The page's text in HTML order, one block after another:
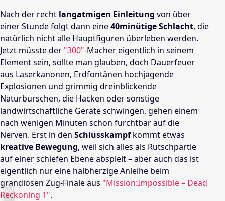
Nach der recht langatmigen Einleitung von über
einer Stunde folgt dann eine40minütige Schlacht, die
natürlich nicht alle Hauptfiguren überleben werden.
Jetzt müsste der "300"-Macher eigentlich in seinem
Element sein, sollte man glauben, doch Dauerfeuer
aus Laserkanonen, Erdfontänen hochjagende
Explosionen und grimmig dreinblickende
Naturburschen, die Hacken oder sonstige
landwirtschaftliche Geräte schwingen, gehen einem
nach wenigen Minuten schon furchtbar auf die
Nerven. Erst in den Schlusskampfkommt etwas
kreative Bewegung, weil sich alles als Rutschpartie
auf einer schiefen Ebene abspielt – aber auch das ist
eigentlich nur eine halbherzige Anleihe beim
grandiosen Zug-Finale aus "Mission:Impossible – Dead
Reckoning 1".